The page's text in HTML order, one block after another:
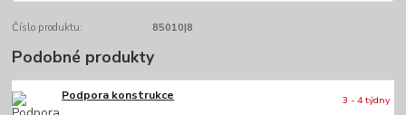
Číslo produktu: 85010|8
Podobné produkty
Podpora konstrukce 3 - 4 týdny